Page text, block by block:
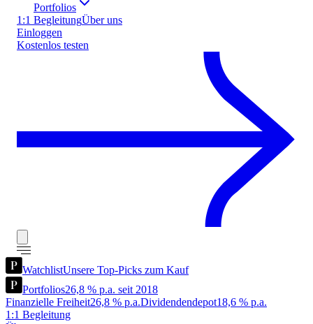
Portfolios
1:1 BegleitungÜber uns
Einloggen
Kostenlos testen
WatchlistUnsere Top-Picks zum Kauf
Portfolios26,8 % p.a. seit 2018
Finanzielle Freiheit26,8 % p.a.Dividendendepot18,6 % p.a.
1:1 Begleitung